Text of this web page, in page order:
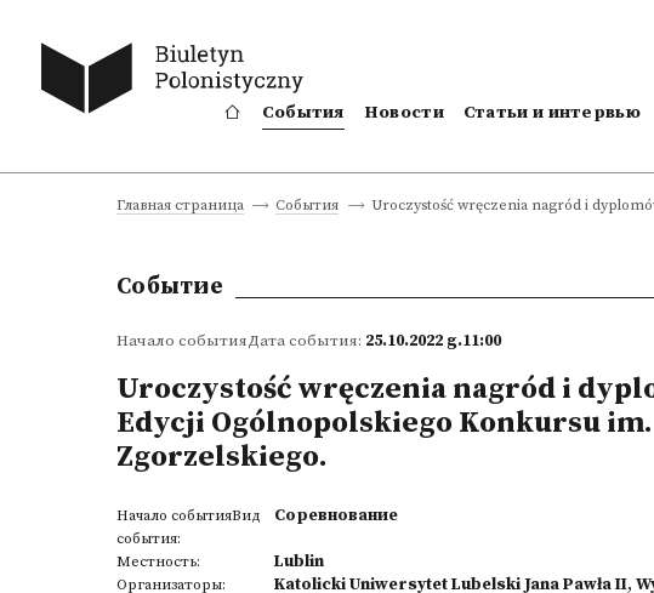
События Новости Статьи и интервью
Главная страница События Uroczystość wręczenia nagród i
Событие
Начало событияДата события: 25.10.2022 g.11:00
Uroczystość wręczenia nagród i
Edycji Ogólnopolskiego Konkursu im.
Zgorzelskiego.
Начало событияВид
события:
Соревнование
Местность: Lublin
Организаторы: Katolicki Uniwersytet Lubelski Jana Pawła II,